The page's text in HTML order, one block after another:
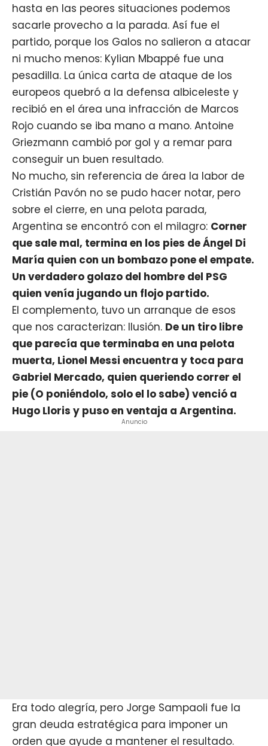
hasta en las peores situaciones podemos
sacarle provecho a la parada. Así fue el
partido, porque los Galos no salieron a atacar
ni mucho menos: Kylian Mbappé fue una
pesadilla. La única carta de ataque de los
europeos quebró a la defensa albiceleste y
recibió en el área una infracción de Marcos
Rojo cuando se iba mano a mano. Antoine
Griezmann cambió por gol y a remar para
conseguir un buen resultado.
No mucho, sin referencia de área la labor de
Cristián Pavón no se pudo hacer notar, pero
sobre el cierre, en una pelota parada,
Argentina se encontró con el milagro: Corner
que sale mal, termina en los pies de Ángel Di
María quien con un bombazo pone el empate.
Un verdadero golazo del hombre del PSG
quien venía jugando un flojo partido.
El complemento, tuvo un arranque de esos
que nos caracterizan: Ilusión. De un tiro libre
que parecía que terminaba en una pelota
muerta, Lionel Messi encuentra y toca para
Gabriel Mercado, quien queriendo correr el
pie (O poniéndolo, solo el lo sabe) venció a
Hugo Lloris y puso en ventaja a Argentina.
Anuncio
Era todo alegría, pero Jorge Sampaoli fue la
gran deuda estratégica para imponer un
orden que ayude a mantener el resultado.